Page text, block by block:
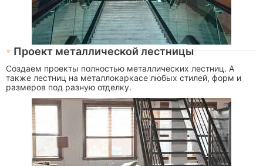
Проект металлической лестницы
Создаем проекты полностью металлических лестниц. А
также лестниц на металлокаркасе любых стилей, форм и
размеров под разную отделку.